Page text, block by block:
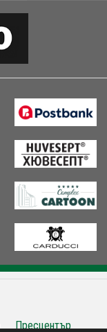
Пресцентър